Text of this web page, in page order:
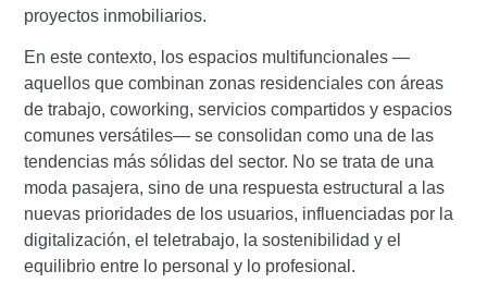
proyectos inmobiliarios.
En este contexto, losespacios multifuncionales —
aquellos que combinan zonas residenciales con áreas
de trabajo, coworking, servicios compartidos y espacios
comunes versátiles— se consolidan como una de las
tendencias más sólidas del sector. No se trata de una
moda pasajera, sino de una respuesta estructural a las
nuevas prioridades de los usuarios, influenciadas por la
digitalización, el teletrabajo, la sostenibilidad y el
equilibrio entre lo personal y lo profesional.